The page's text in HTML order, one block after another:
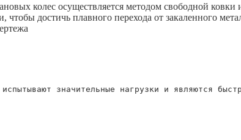
колес осуществляется методом свободной
чтобы достичь плавного перехода от закаленного
испытывают значительные нагрузки и являются